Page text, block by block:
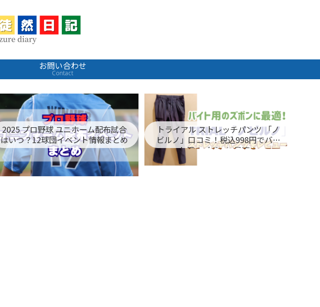
お問い合わせ
Contact
2025 プロ野球 ユニホーム配布試合
はいつ？12球団イベント情報まとめ
トライアル ストレッチパンツ 「ノ
ビルノ」口コミ！税込998円でバイ
ト用のズボンに最適！